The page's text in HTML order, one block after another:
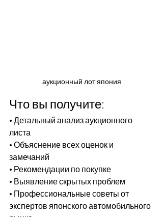
аукционный лот япония
Что вы получите:
• Детальный анализ аукционного
листа
• Объяснение всех оценок и
замечаний
• Рекомендации по покупке
• Выявление скрытых проблем
• Профессиональные советы от
экспертов японского автомобильного